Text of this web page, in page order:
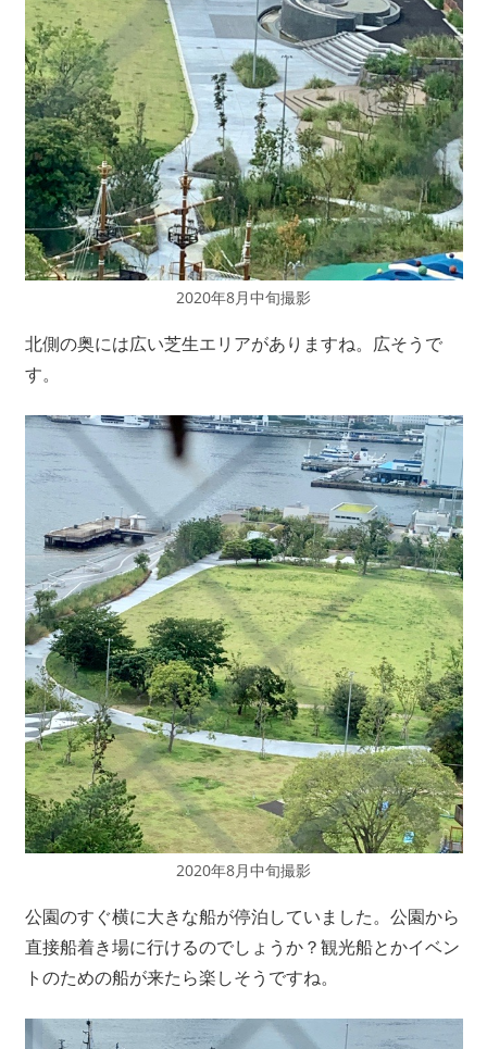
2020年8月中旬撮影
北側の奥には広い芝生エリアがありますね。広そうで
す。
2020年8月中旬撮影
公園のすぐ横に大きな船が停泊していました。公園から
直接船着き場に行けるのでしょうか？観光船とかイベン
トのための船が来たら楽しそうですね。